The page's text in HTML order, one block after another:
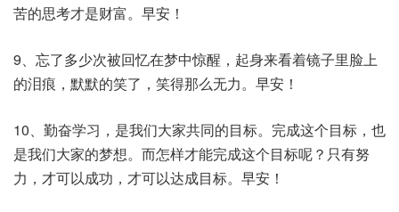
苦的思考才是财富。早安！
9、忘了多少次被回忆在梦中惊醒，起身来看着镜子里脸上
的泪痕，默默的笑了，笑得那么无力。早安！
10、勤奋学习，是我们大家共同的目标。完成这个目标，也
是我们大家的梦想。而怎样才能完成这个目标呢？只有努
力，才可以成功，才可以达成目标。早安！